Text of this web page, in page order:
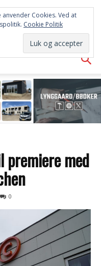
med
0
Cookies. Ved at
Cookie Politik